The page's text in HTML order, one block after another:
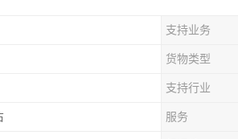
支持业务
货物类型
支持行业
服务